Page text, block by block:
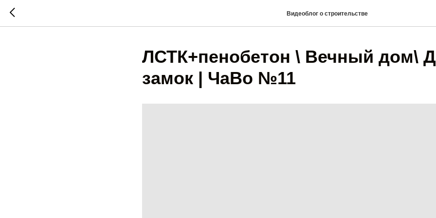
Видеоблог о строительстве
ЛСТК+пенобетон \ Вечный дом\
замок | ЧаВо №11